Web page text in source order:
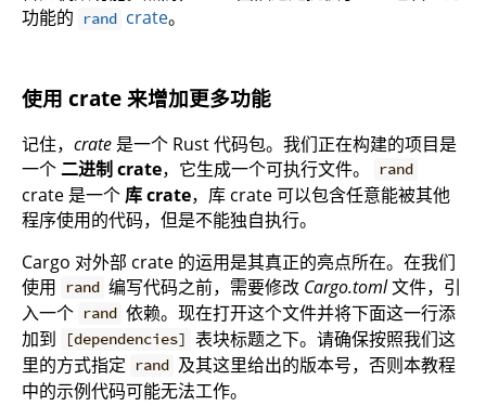
功能的
rand crate。
使用 crate 来增加更多功能
记住， crate 是一个 Rust 代码包。我们正在构建的项目是
一个 二进制 crate，它生成一个可执行文件。 rand
crate 是一个 库 crate，库 crate 可以包含任意能被其他
程序使用的代码，但是不能独自执行。
Cargo 对外部 crate 的运用是其真正的亮点所在。在我们
使用
rand 编写代码之前，需要修改 Cargo.toml文件，引
入一个 rand 依赖。现在打开这个文件并将下面这一行添
加到
[dependencies] 表块标题之下。请确保按照我们这
里的方式指定
rand 及其这里给出的版本号，否则本教程
中的示例代码可能无法工作。